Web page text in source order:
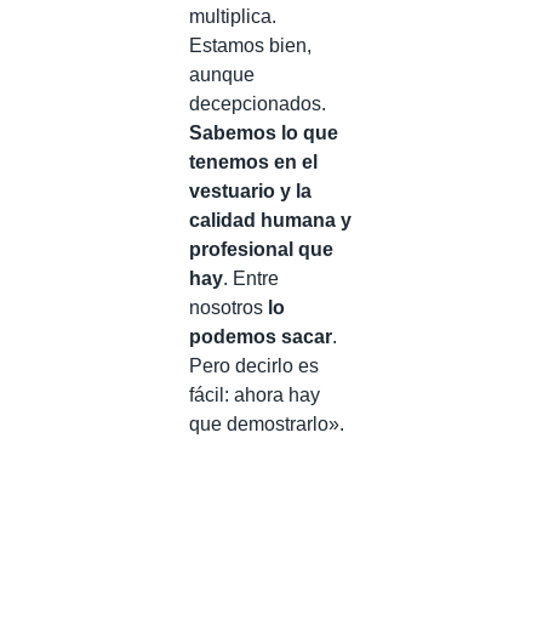
multiplica.
Estamos bien,
aunque
decepcionados.
Sabemos lo que
tenemos en el
vestuario y la
calidad humana y
profesional que
hay. Entre
nosotros lo
podemos sacar.
Pero decirlo es
fácil: ahora hay
que demostrarlo».